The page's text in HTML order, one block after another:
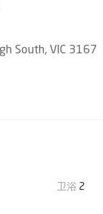
South, VIC 3167
卫浴 2